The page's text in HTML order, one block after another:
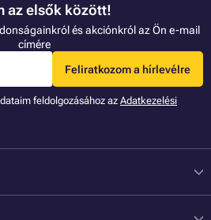
az elsők között!
és akciónkról az Ön e-mail
címére
Feliratkozom a hírlevélre
feldolgozásához az Adatkezelési